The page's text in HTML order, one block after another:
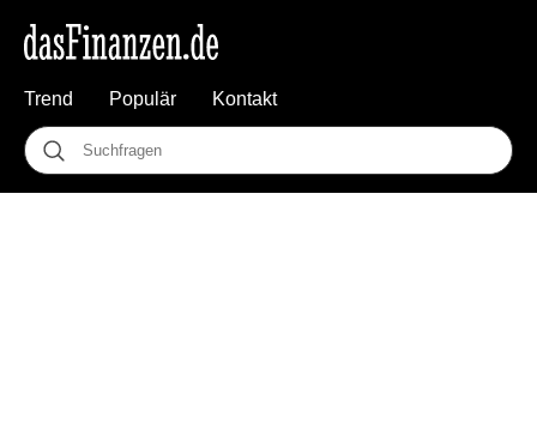
Trend Populär Kontakt